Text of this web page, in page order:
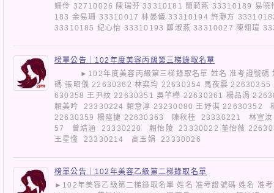
姍伶 32710026 陳瑞芬 33310181 簡莉燕 33310189 易
183 余易珊 33310017 林晏儀 33310194 許瀞方
33310185 紀心怡 33310193 鄭淑燕 33310027 陳翎瑄
榜單公告｜102年度美容丙級第三梯錄取名單
►102年度美容丙級第三梯錄取名單 姓名 准考證號碼
碼 張昭儀 22630362 林奕均 22630354 馬夜雲
630358 王尹紋 22630351 吳芊樺 22630361 楊品涓
賴美吟 23330224 賴意淳 23230080 王妤淇
22630359 楊陸捷 22630363 陳秋桂 23330221 林宣
57 曾靖涵 23330220 賴怡陵 23330022 董怡薇
王星懢 23330214 高玉娟 23330026
榜單公告｜102年美容乙級第二梯錄取名單
►102年美容乙級第二梯錄取名單 姓名 准考證號碼 姓名 准